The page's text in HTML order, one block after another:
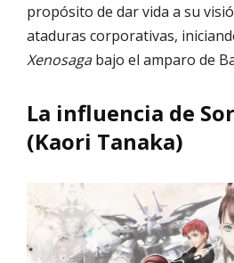
propósito de dar vida a su
ataduras corporativas,
Xenosagabajo el amparo de
La influencia de
(Kaori Tanaka)